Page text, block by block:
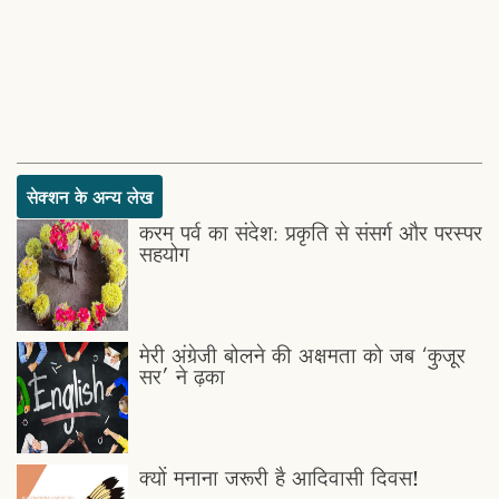
सेक्शन के अन्य लेख
करम पर्व का संदेश: प्रकृति से संसर्ग और परस्पर
सहयोग
मेरी अंग्रेजी बोलने की अक्षमता को जब ‘कुजूर
सर’ ने ढ़का
क्यों मनाना जरूरी है आदिवासी दिवस!